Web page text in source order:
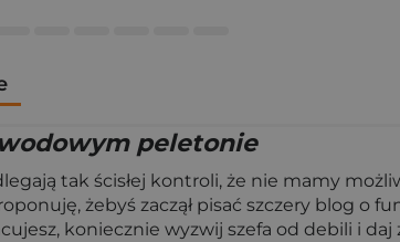
peletonie
tak ścisłej kontroli, że nie mamy
żebyś zaczął pisać szczery blog o
koniecznie wyzwij szefa od debili i daj